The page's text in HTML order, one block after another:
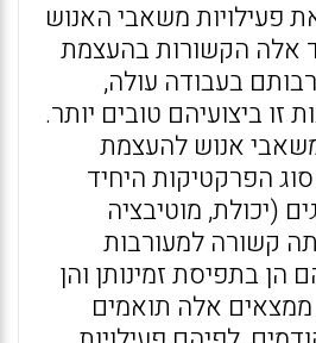
פעילויות משאבי האנוש
אלה הקשורות בהעצמת
בעבודה עולה,
זו ביצועיהם טובים יותר.
משאבי אנוש להעצמת
הפרקטיקות היחיד
(יכולת, מוטיבציה
קשורה למעורבות
הן בתפיסת זמינותן והן
ממצאים אלה תואמים